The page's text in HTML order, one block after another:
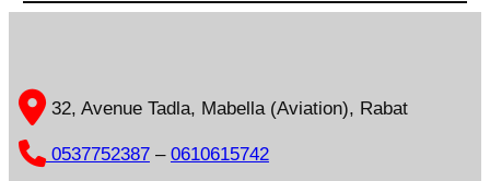
32, Avenue Tadla, Mabella (Aviation), Rabat
0537752387– 0610615742